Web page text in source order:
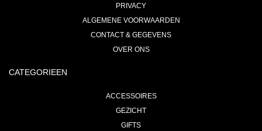
PRIVACY
ALGEMENE VOORWAARDEN
CONTACT & GEGEVENS
OVER ONS
CATEGORIEEN
ACCESSOIRES
GEZICHT
GIFTS